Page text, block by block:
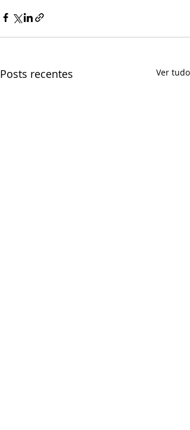
Posts recentes Ver tudo